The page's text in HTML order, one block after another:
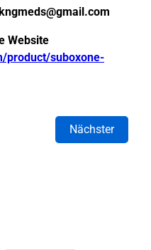
kngmeds@gmail.com
Website
product/suboxone-
Nächster